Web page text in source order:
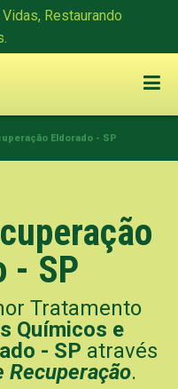
Restaurando
Eldorado - SP
- SP
Tratamento
Químicos e
- SP através
Recuperação.